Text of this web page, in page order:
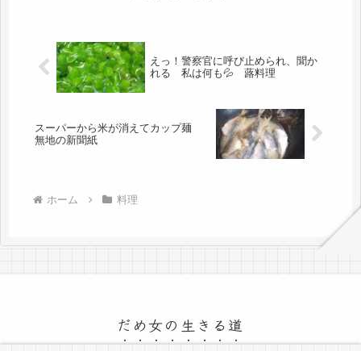
えっ！警察官に呼び止められ、聞か
れる 私は何も💦 蕗料理
スーパーから米が消えてカップ麺
無地の新聞紙
ホーム 料理
だめ女の生きる道